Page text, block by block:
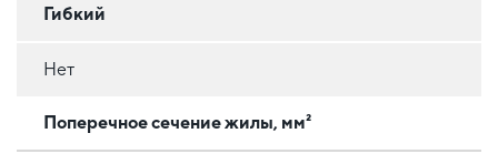
Гибкий
Нет
Поперечное сечение жилы, мм²